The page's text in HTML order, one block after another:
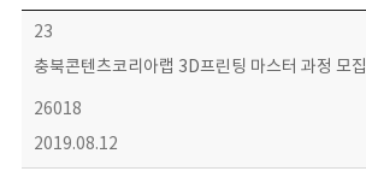
보도자료 목록 - 번호, 제목, 작성자, 파일, 조회수, 작성일 정보 제공
23
충북콘텐츠코리아랩 3D프린팅 마스터 과정 모집
26018
2019.08.12